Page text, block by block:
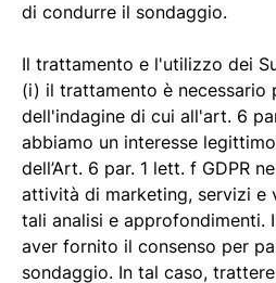
di condurre il sondaggio.
Il trattamento e l'utilizzo dei
(i) il trattamento è necessario
dell'indagine di cui all'art. 6
abbiamo un interesse
dell’Art. 6 par. 1 lett. f GDPR
attività di marketing, servizi e
tali analisi e approfondimenti.
aver fornito il consenso per
sondaggio. In tal caso,